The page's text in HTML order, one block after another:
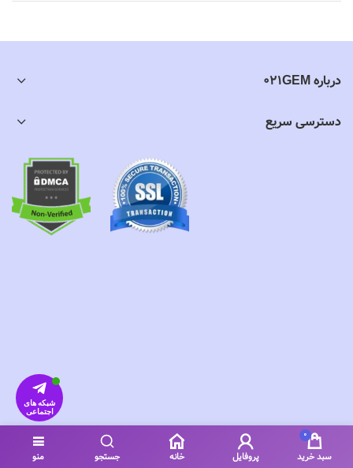
درباره 021GEM
دسترسی سریع
0
سبد خرید پروفایل خانه جستجو منو
شبکه های
اجتماعی